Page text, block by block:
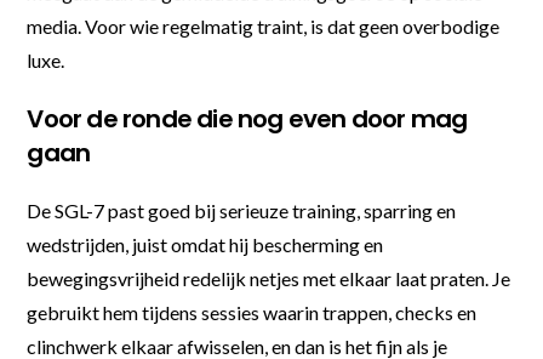
media. Voor wie regelmatig traint, is dat geen overbodige
luxe.
Voor de ronde die nog even door mag
gaan
De SGL-7 past goed bij serieuze training, sparring en
wedstrijden, juist omdat hij bescherming en
bewegingsvrijheid redelijk netjes met elkaar laat praten. Je
gebruikt hem tijdens sessies waarin trappen, checks en
clinchwerk elkaar afwisselen, en dan is het fijn als je